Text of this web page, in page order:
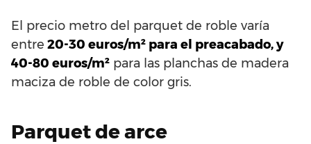
El precio metro del parquet de roble varía
entre 20-30 euros/m² para el preacabado, y
40-80 euros/m² para las planchas de madera
maciza de roble de color gris.
Parquet de arce